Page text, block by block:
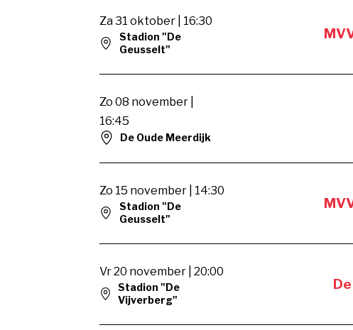
Za 31 oktober | 16:30
Stadion "De
Geusselt"
Zo 08 november |
16:45
De Oude Meerdijk
Zo 15 november | 14:30
Stadion "De
Geusselt"
Vr 20 november | 20:00
Stadion "De
Vijverberg"